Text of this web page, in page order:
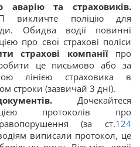
аварію та страховиків.
викличте поліцію для
Обидва водії повинні
про свої страхові поліси
страхові компаніїпро
це письмово або за
лінією страховика в
строки (зазвичай 3 дні).
Дочекайтеся
протоколів про
(за ст.124
виписали протокол, це